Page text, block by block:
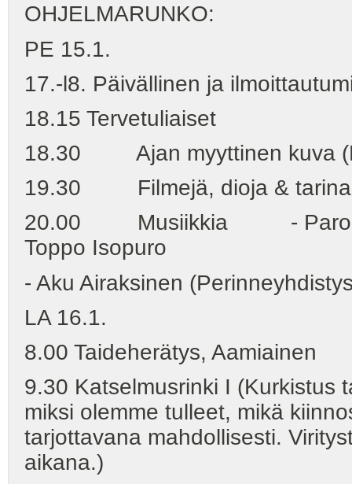
OHJELMARUNKO:
PE 15.1.
17.-l8. Päivällinen ja
18.15 Tervetuliaiset
18.30 Ajan myyttinen kuva
19.30 Filmejä, dioja & tarinaa
20.00 Musiikkia - Paroni
Toppo Isopuro
- Aku Airaksinen
LA 16.1.
8.00 Taideherätys, Aamiainen
9.30 Katselmusrinki I (Kurkistus
miksi olemme tulleet, mikä
tarjottavana mahdollisesti.
aikana.)